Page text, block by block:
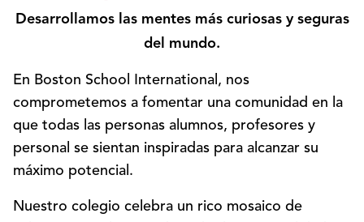
Desarrollamos las mentes más curiosas y seguras
del mundo.
En Boston School International, nos
comprometemos a fomentar una comunidad en la
que todas las personas alumnos, profesores y
personal se sientan inspiradas para alcanzar su
máximo potencial.
Nuestro colegio celebra un rico mosaico de